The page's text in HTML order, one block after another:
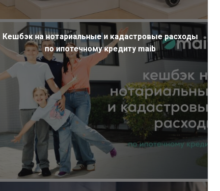
Кешбэк на нотариальные и кадастровые расходы
по ипотечному кредиту maib